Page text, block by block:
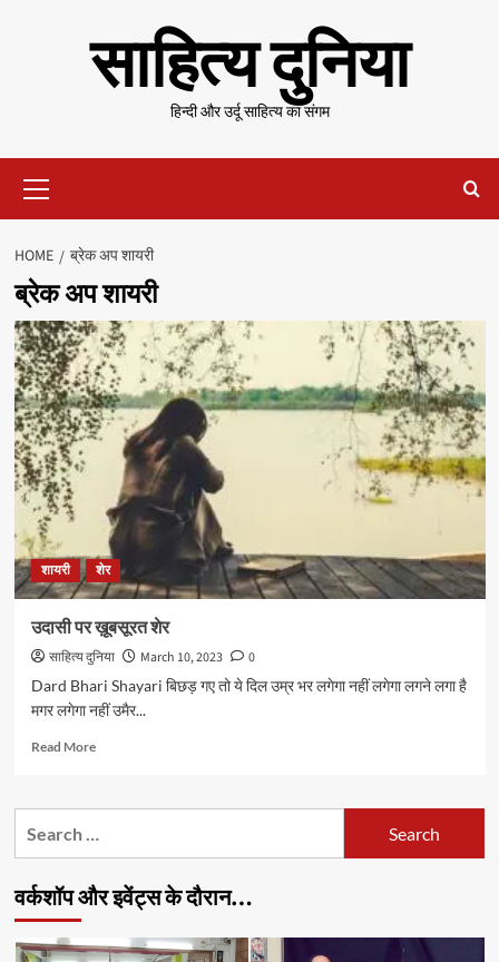
साहित्य दुनिया
हिन्दी और उर्दू साहित्य का संगम
Menu
HOME ब्रेक अप शायरी
ब्रेक अप शायरी
शायरी शेर
उदासी पर ख़ूबसूरत शेर
साहित्य दुनिया March 10, 2023
0
Dard Bhari Shayari बिछड़ गए तो ये दिल उम्र भर लगेगा नहीं लगेगा लगने लगा है
मगर लगेगा नहीं उमैर...
Read MoreRead
उदासी
वर्कशॉप और इवेंट्स के दौरान…